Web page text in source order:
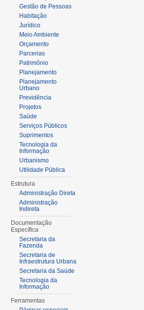
Gestão de Pessoas
Habitação
Jurídico
Meio Ambiente
Orçamento
Parcerias
Patrimônio
Planejamento
Planejamento
Urbano
Previdência
Projetos
Saúde
Serviços Públicos
Suprimentos
Tecnologia da
Informação
Urbanismo
Utilidade Pública
Estrutura
Administração Direta
Administração
Indireta
Documentação
Específica
Secretaria da
Fazenda
Secretaria de
Infraestrutura Urbana
Secretaria da Saúde
Tecnologia da
Informação
Ferramentas